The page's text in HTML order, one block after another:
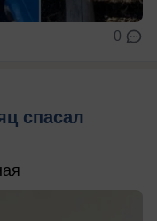
0
спасал